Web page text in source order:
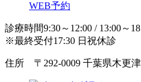
WEB予約
診療時間9:30～12:00 / 13:00～
※最終受付17:30 日祝休診
住所 〒292-0009 千葉県木更津